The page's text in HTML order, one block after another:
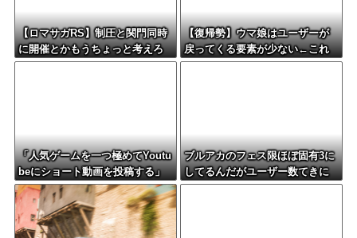
【ロマサガRS】制圧と関門同時
に開催とかもうちょっと考えろ
よw
【復帰勢】ウマ娘はユーザーが
戻ってくる要素が少ない←これ
「人気ゲームを一つ極めてYoutu
beにショート動画を投稿する」
←これだけで不労所得が得られ
る
ブルアカのフェス限ほぼ固有3に
してるんだがユーザー数てきに
はどんなもん？